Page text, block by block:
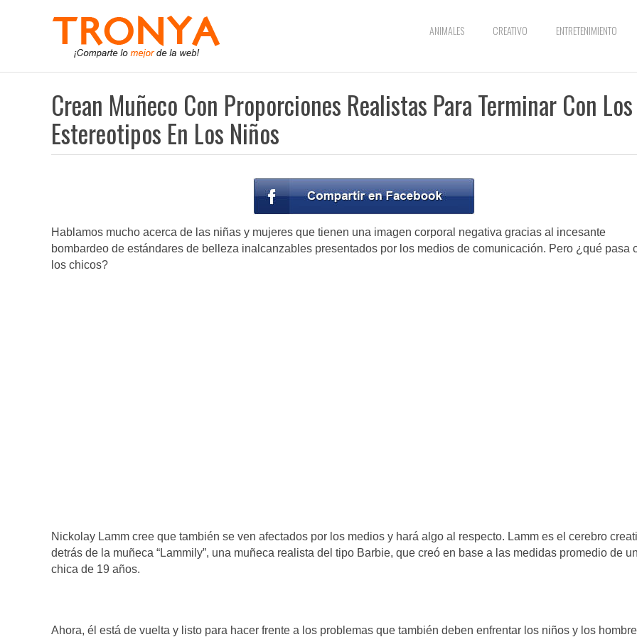
ANIMALES CREATIVO ENTRETENIMIENTO
Crean Muñeco Con Proporciones Realistas Para Terminar Con Los
Estereotipos En Los Niños
Hablamos mucho acerca de las niñas y mujeres que tienen una imagen corporal negativa gracias al incesante
bombardeo de estándares de belleza inalcanzables presentados por los medios de comunicación. Pero ¿qué pasa
los chicos?
Nickolay Lamm cree que también se ven afectados por los medios y hará algo al respecto. Lamm es el cerebro
detrás de la muñeca “Lammily”, una muñeca realista del tipo Barbie, que creó en base a las medidas promedio de
chica de 19 años.
Ahora, él está de vuelta y listo para hacer frente a los problemas que también deben enfrentar los niños y los